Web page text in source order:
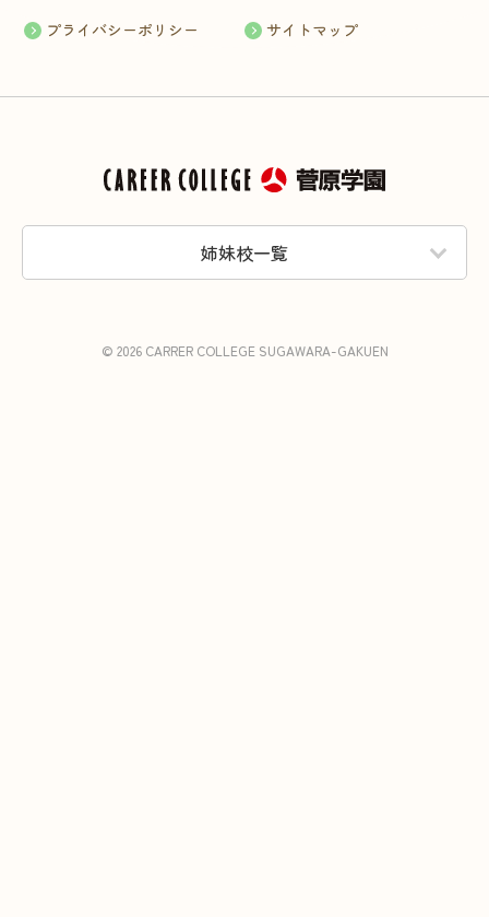
プライバシーポリシー サイトマップ
姉妹校一覧
© 2026 CARRER COLLEGE SUGAWARA-GAKUEN